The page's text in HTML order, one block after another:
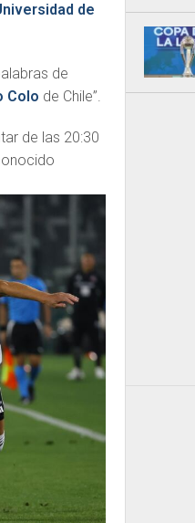
de
de
Colo de Chile”.
de las 20:30